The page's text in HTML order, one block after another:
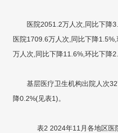
医院2051.2万人次,同比下降
医院1709.6万人次,同比下降
万人次,同比下降11.6%,环比下降
基层医疗卫生机构出院人次
降0.2%(见表1)。
表2 2024年11月各地区医